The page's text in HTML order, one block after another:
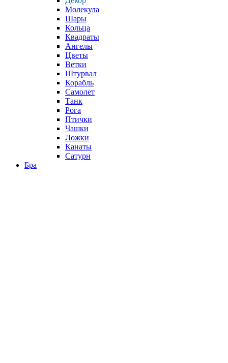
Молекула
Шары
Кольца
Квадраты
Ангелы
Цветы
Ветки
Штурвал
Корабль
Самолет
Танк
Рога
Птички
Чашки
Ложки
Канаты
Сатурн
Бра